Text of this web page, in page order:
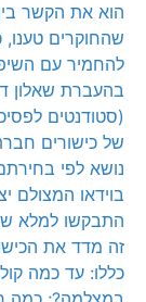
הוא את הקשר
שהחוקרים
להחמיר עם
בהעברת שאלון
(סטודנטים
של כישורים
בוידאו המצולם
זה מדד את
כללו: עד כמה